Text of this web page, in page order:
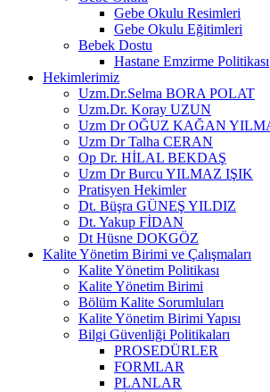
Gebe Okulu Resimleri
Gebe Okulu Eğitimleri
Bebek Dostu
Hastane Emzirme Politikası
Hekimlerimiz
Uzm.Dr.Selma BORA POLAT
Uzm.Dr. Koray UZUN
Uzm Dr OĞUZ KAĞAN
Uzm Dr Talha CERAN
Op Dr. HİLAL BEKDAŞ
Uzm Dr Burcu YILMAZ IŞIK
Pratisyen Hekimler
Dt. Büşra GÜNEŞ YILDIZ
Dt. Yakup FİDAN
Dt Hüsne DOKGÖZ
Kalite Yönetim Birimi ve Çalışmaları
Kalite Yönetim Politikası
Kalite Yönetim Birimi
Bölüm Kalite Sorumluları
Kalite Yönetim Birimi Yapısı
Bilgi Güvenliği Politikaları
PROSEDÜRLER
FORMLAR
PLANLAR